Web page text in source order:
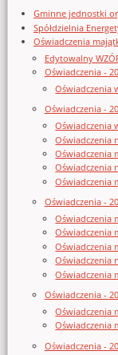
Gminne jednostki
Spółdzielnia
Oświadczenia
Edytowalny
Oświadczenia -
Oświadczenia
Oświadczenia -
Oświadczenia
Oświadczenia
Oświadczenia
Oświadczenia
Oświadczenia
Oświadczenia -
Oświadczenia
Oświadczenia
Oświadczenia
Oświadczenia
Oświadczenia
Oświadczenia -
Oświadczenia
Oświadczenia
Oświadczenia -